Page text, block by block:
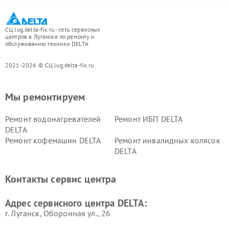
СЦ lug.delta-fix.ru - сеть сервисных
центров в Луганске по ремонту и
обслуживанию техники DELTA
2021-2026 © СЦ lug.delta-fix.ru
Мы ремонтируем
Ремонт водонагревателей
DELTA
Ремонт ИБП DELTA
Ремонт кофемашин DELTA
Ремонт инвалидных колясок
DELTA
Контакты сервис центра
Адрес сервисного центра DELTA:
г. Луганск, Оборонная ул., 26